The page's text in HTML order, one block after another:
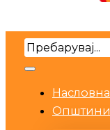
Search
Насловна
Општини